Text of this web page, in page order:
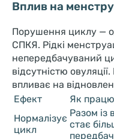
Вплив на
Порушення циклу —
СПКЯ. Рідкі
непередбачуваний
відсутністю
впливає на
Ефект
Як
Нормалізує
цикл
Разом із
стає